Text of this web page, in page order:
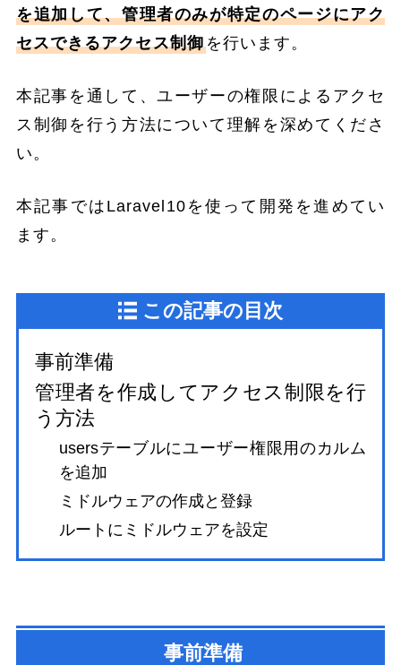
を追加して、管理者のみが特定のページにアク
セスできるアクセス制御を行います。
本記事を通して、ユーザーの権限によるアクセ
ス制御を行う方法について理解を深めてくださ
い。
本記事ではLaravel10を使って開発を進めてい
ます。
この記事の目次
事前準備
管理者を作成してアクセス制限を行
う方法
usersテーブルにユーザー権限用のカルム
を追加
ミドルウェアの作成と登録
ルートにミドルウェアを設定
事前準備